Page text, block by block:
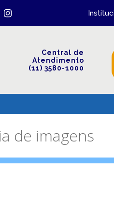
Central de
Atendimento
(11) 3580-1000
de imagens